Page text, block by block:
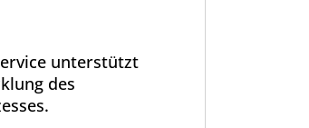
unterstützt
des